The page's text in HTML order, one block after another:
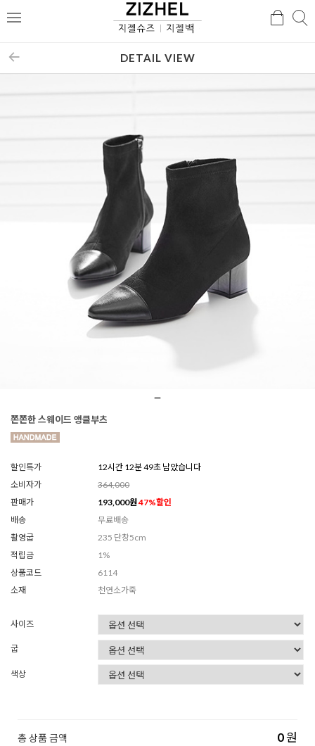
메
검
DETAIL VIEW
쫀쫀한 스웨이드 앵클부츠
할인특가
12시간 12분 47초 남았습니다
소비자가
364,000
판매가
193,000원47%할인
배송
무료배송
촬영굽
235 단창5cm
적립금
1%
상품코드
6114
소재
천연소가죽
사이즈
굽
색상
총 상품 금액 0원